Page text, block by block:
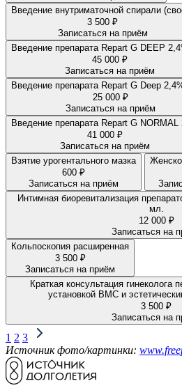
Введение внутриматочной спирали
3 500 ₽
Записаться на приём
Введение препарата Repart G DEEP
45 000 ₽
Записаться на приём
25 000 ₽
Записаться на приём
Введение препарата Repart G NORMAL
41 000 ₽
Записаться на приём
Взятие урогентального мазка
600 ₽
Записаться на приём
Интимная биоревитализация
мл.
12 000 ₽
Записаться на
Кольпоскопия расширенная
3 500 ₽
Записаться на приём
Краткая консультация гинеколога
установкой ВМС и
3 500 ₽
Записаться на
1 2 3
Источник фото/картинки: